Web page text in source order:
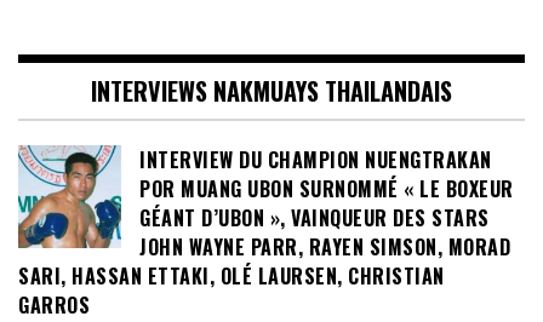
INTERVIEWS NAKMUAYS THAILANDAIS
INTERVIEW DU CHAMPION NUENGTRAKAN
POR MUANG UBON SURNOMMÉ « LE BOXEUR
GÉANT D’UBON », VAINQUEUR DES STARS
JOHN WAYNE PARR, RAYEN SIMSON, MORAD
SARI, HASSAN ETTAKI, OLÉ LAURSEN, CHRISTIAN
GARROS